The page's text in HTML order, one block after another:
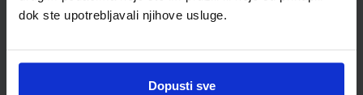
dok ste upotrebljavali njihove usluge.
Dopusti sve